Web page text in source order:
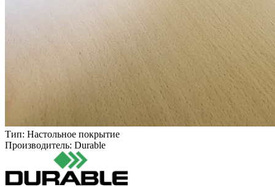
Тип: Настольное покрытие
Производитель: Durable